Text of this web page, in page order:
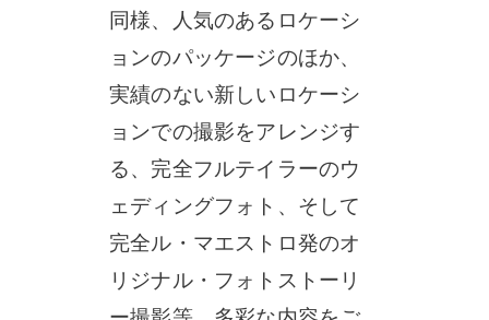
同様、人気のあるロケーシ
ョンのパッケージのほか、
実績のない新しいロケーシ
ョンでの撮影をアレンジす
る、完全フルテイラーのウ
ェディングフォト、そして
完全ル・マエストロ発のオ
リジナル・フォトストーリ